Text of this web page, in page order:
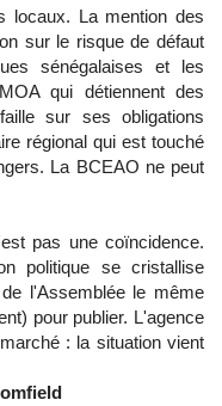
locaux. La mention des
sur le risque de défaut
sénégalaises et les
qui détiennent des
sur ses obligations
régional qui est touché
La BCEAO ne peut
pas une coïncidence.
politique se cristallise
l'Assemblée le même
pour publier. L'agence
: la situation vient